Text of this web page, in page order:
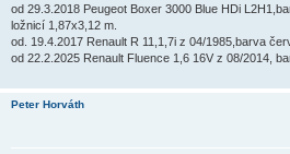
od 29.3.2018 Peugeot Boxer 3000 Blue HDi
ložnicí 1,87x3,12 m.
od. 19.4.2017 Renault R 11,1,7i z 04/1985,barva
od 22.2.2025 Renault Fluence 1,6 16V z 08/2014,
Peter Horváth